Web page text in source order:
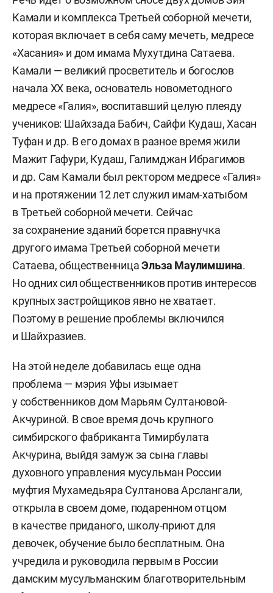
Камали и комплекса Третьей соборной мечети,
которая включает в себя саму мечеть, медресе
«Хасания» и дом имама Мухутдина Сатаева.
Камали — великий просветитель и богослов
начала ХХ века, основатель новометодного
медресе «Галия», воспитавший целую плеяду
учеников: Шайхзада Бабич, Сайфи Кудаш, Хасан
Туфан и др. В его домах в разное время жили
Мажит Гафури, Кудаш, Галимджан Ибрагимов
и др. Сам Камали был ректором медресе «Галия»
и на протяжении 12 лет служил имам-хатыбом
в Третьей соборной мечети. Сейчас
за сохранение зданий борется правнучка
другого имама Третьей соборной мечети
Сатаева, общественницаЭльза Маулимшина.
Но одних сил общественников против интересов
крупных застройщиков явно не хватает.
Поэтому в решение проблемы включился
и Шайхразиев.
На этой неделе добавилась еще одна
проблема — мэрия Уфы изымает
у собственников дом Марьям Султановой-
Акчуриной. В свое время дочь крупного
симбирского фабриканта Тимирбулата
Акчурина, выйдя замуж за сына главы
духовного управления мусульман России
муфтия Мухамедьяра Султанова Арслангали,
открыла в своем доме, подаренном отцом
в качестве приданого, школу-приют для
девочек, обучение было бесплатным. Она
учредила и руководила первым в России
дамским мусульманским благотворительным